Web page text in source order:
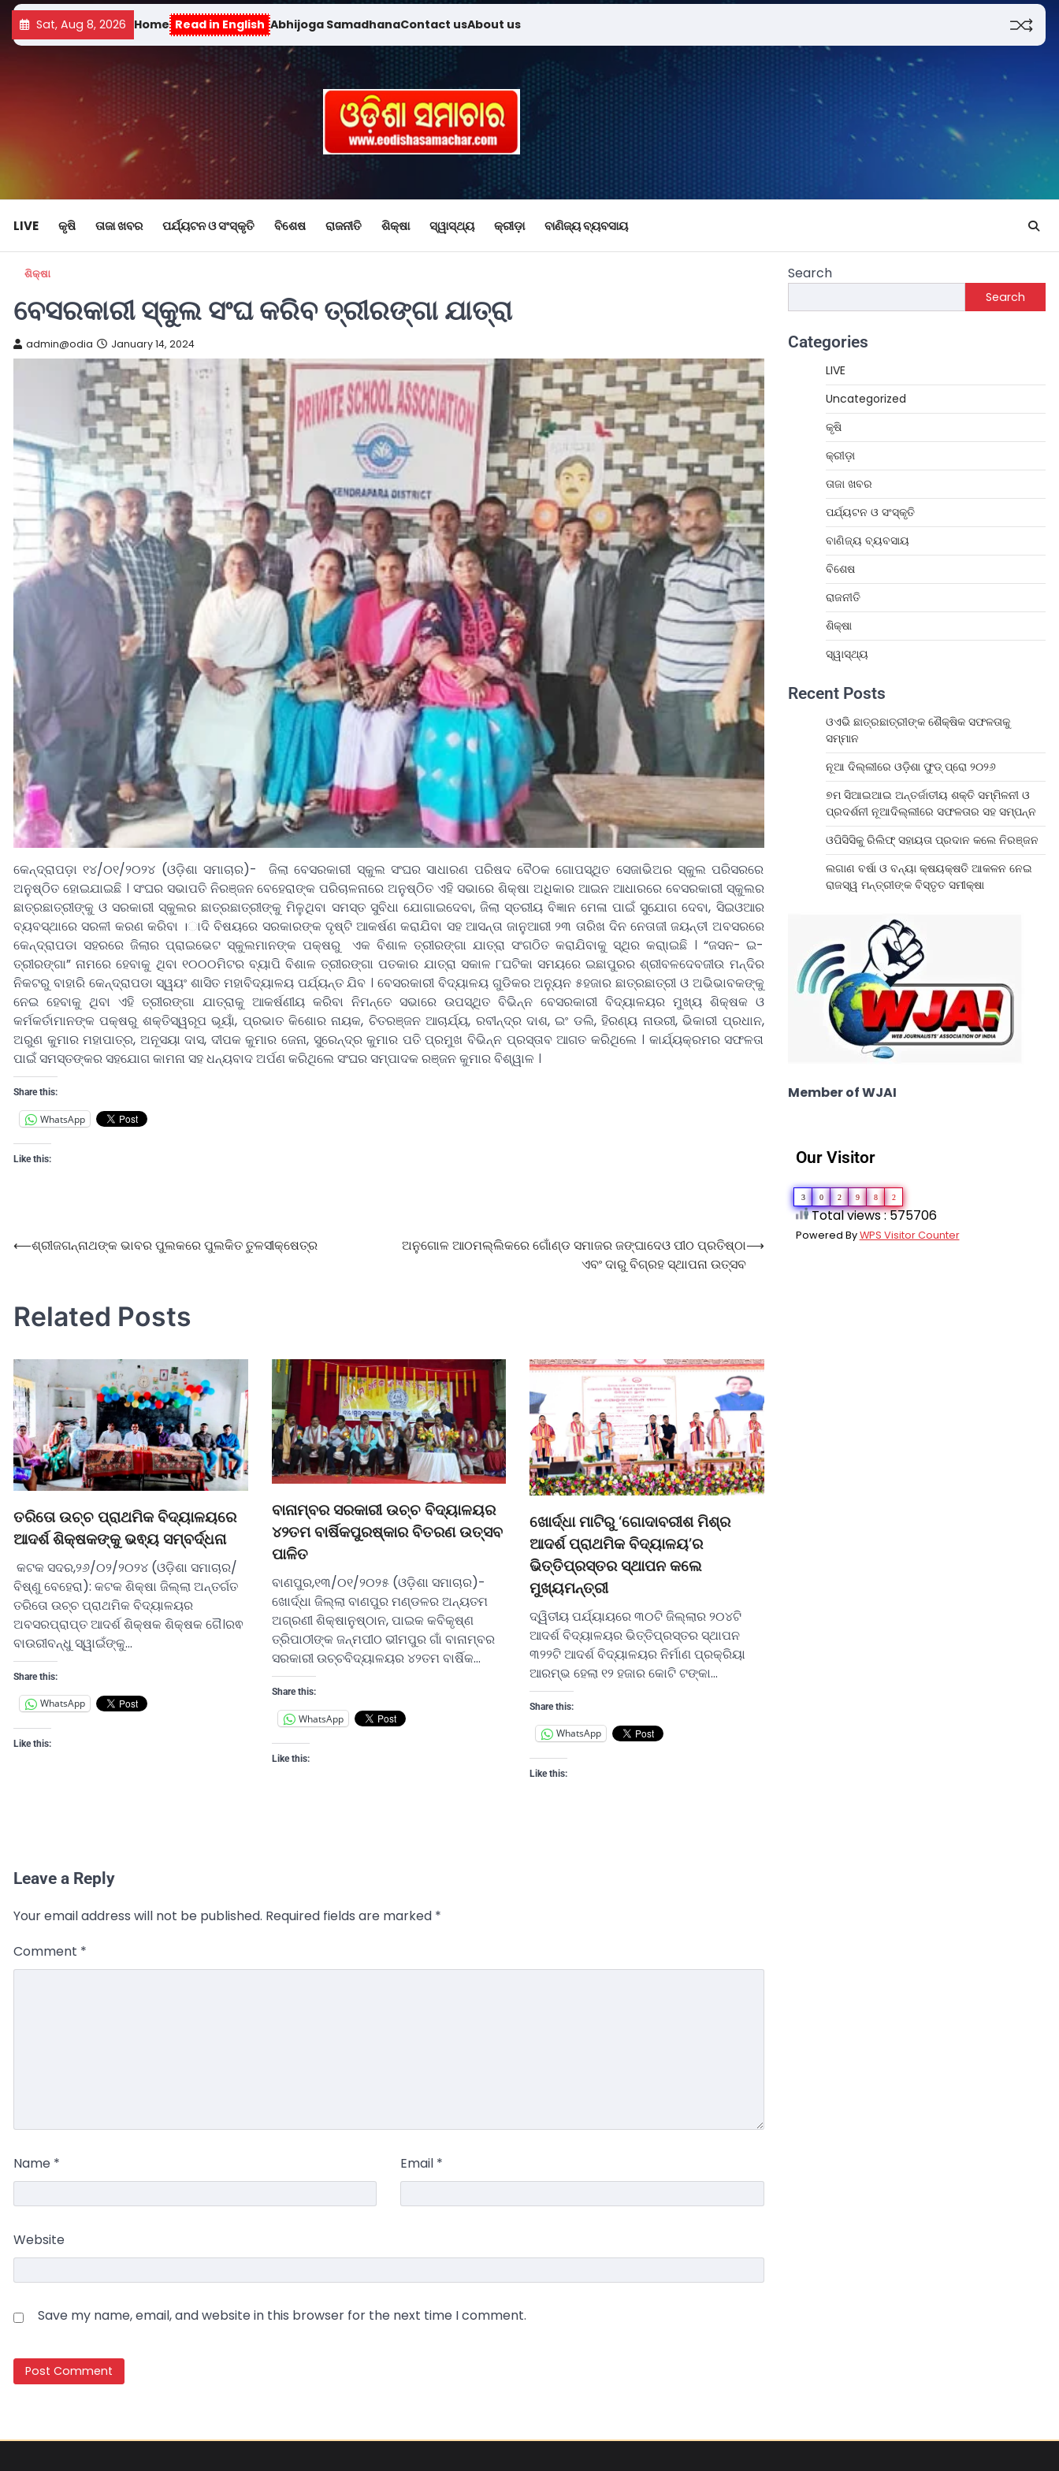
Sat, Aug 8, 2026 Home Read in English Abhijoga SamadhanaContact usAbout us
LIVE କୃଷି ତାଜା ଖବର ପର୍ଯ୍ୟଟନ ଓ ସଂସ୍କୃତି ବିଶେଷ ରାଜନୀତି ଶିକ୍ଷା ସ୍ୱାସ୍ଥ୍ୟ କ୍ରୀଡ଼ା ବାଣିଜ୍ୟ ବ୍ୟବସାୟ
ଶିକ୍ଷା
ବେସରକାରୀ ସ୍କୁଲ ସଂଘ କରିବ ତ୍ରୀରଙ୍ଗା ଯାତ୍ରା
admin@odia January 14, 2024
କେନ୍ଦ୍ରାପଡ଼ା ୧୪/୦୧/୨୦୨୪ (ଓଡ଼ିଶା ସମାଚାର)- ଜିଲା ବେସରକାରୀ ସ୍କୁଲ ସଂଘର ସାଧାରଣ ପରିଷଦ ବୈଠକ ଗୋପସ୍ଥିତ ସେଜାଭିଅର ସ୍କୁଲ ପରିସରରେ
ଅନୁଷ୍ଠିତ ହୋଇଯାଇଛି । ସଂଘର ସଭାପତି ନିରଞ୍ଜନ ବେହେରାଙ୍କ ପରିଚାଳନାରେ ଅନୁଷ୍ଠିତ ଏହି ସଭାରେ ଶିକ୍ଷା ଅଧିକାର ଆଇନ ଆଧାରରେ ବେସରକାରୀ ସ୍କୁଲର
ଛାତ୍ରଛାତ୍ରୀଙ୍କୁ ଓ ସରକାରୀ ସ୍କୁଲର ଛାତ୍ରଛାତ୍ରୀଙ୍କୁ ମିଳୁଥିବା ସମସ୍ତ ସୁବିଧା ଯୋଗାଇଦେବା, ଜିଲା ସ୍ତରୀୟ ବିଜ୍ଞାନ ମେଳା ପାଇଁ ସୁଯୋଗ ଦେବା, ସିଇଓଆର
ବ୍ୟବସ୍ଥାରେ ସରଳୀ କରଣ କରିବା ।ାଦି ବିଷୟରେ ସରକାରଙ୍କ ଦୃଷ୍ଟି ଆକର୍ଷଣ କରାଯିବା ସହ ଆସନ୍ତା ଜାନୁଆରୀ ୨୩ ତାରିଖ ଦିନ ନେତାଜୀ ଜୟନ୍ତୀ ଅବସରରେ
କେନ୍ଦ୍ରାପଡା ସହରରେ ଜିଲାର ପ୍ରାଇଭେଟ ସ୍କୁଲମାନଙ୍କ ପକ୍ଷରୁ ଏକ ବିଶାଳ ତ୍ରୀରଙ୍ଗା ଯାତ୍ରା ସଂଗଠିତ କରାଯିବାକୁ ସ୍ଥିର କରା୍ାଇଛି । “ଜସନ- ଇ-
ତ୍ରୀରଙ୍ଗା” ନାମରେ ହେବାକୁ ଥିବା ୧୦୦୦ମିଟର ବ୍ୟାପି ବିଶାଳ ତ୍ରୀରଙ୍ଗା ପତକାର ଯାତ୍ରା ସକାଳ ୮ଘଟିକା ସମୟରେ ଇଛାପୁରର ଶ୍ରୀବଳଦେବଜୀଉ ମନ୍ଦିର
ନିକଟରୁ ବାହାରି କେନ୍ଦ୍ରାପଡା ସ୍ୱୟଂ ଶାସିତ ମହାବିଦ୍ୟାଳୟ ପର୍ଯ୍ୟନ୍ତ ଯିବ । ବେସରକାରୀ ବିଦ୍ୟାଳୟ ଗୁଡିକର ଅନ୍ୟୁନ ୫ହଜାର ଛାତ୍ରଛାତ୍ରୀ ଓ ଅଭିଭାବକଙ୍କୁ
ନେଇ ହେବାକୁ ଥିବା ଏହି ତ୍ରୀରଙ୍ଗା ଯାତ୍ରାକୁ ଆକର୍ଷଣୀୟ କରିବା ନିମନ୍ତେ ସଭାରେ ଉପସ୍ଥିତ ବିଭିନ୍ନ ବେସରକାରୀ ବିଦ୍ୟାଳୟର ମୁଖ୍ୟ ଶିକ୍ଷକ ଓ
କର୍ମକର୍ତାମାନଙ୍କ ପକ୍ଷରୁ ଶକ୍ତିସ୍ୱରୂପ ଭୂୟାଁ, ପ୍ରଭାତ କିଶୋର ନାୟକ, ଚିତରଞ୍ଜନ ଆଚାର୍ଯ୍ୟ, ରବୀନ୍ଦ୍ର ଦାଶ, ଇଂ ଡଲି, ହିରଣ୍ୟ ନାଉରୀ, ଭିକାରୀ ପ୍ରଧାନ,
ଅରୁଣ କୁମାର ମହାପାତ୍ର, ଅନୂସୟା ଦାସ, ଦୀପକ କୁମାର ଜେନା, ସୁରେନ୍ଦ୍ର କୁମାର ପତି ପ୍ରମୁଖ ବିଭିନ୍ନ ପ୍ରସ୍ତାବ ଆଗତ କରିଥିଲେ । କାର୍ଯ୍ୟକ୍ରମର ସଫଳତା
ପାଇଁ ସମସ୍ତଙ୍କର ସହଯୋଗ କାମନା ସହ ଧନ୍ୟବାଦ ଅର୍ପଣ କରିଥିଲେ ସଂଘର ସମ୍ପାଦକ ରଞ୍ଜନ କୁମାର ବିଶ୍ୱାଳ ।
Share this:
WhatsApp
Like this:
⟵ଶ୍ରୀଜଗନ୍ନାଥଙ୍କ ଭାବର ପୁଲକରେ ପୁଲକିତ ତୁଳସୀକ୍ଷେତ୍ର
ଅନୁଗୋଳ ଆଠମଲ୍ଲିକରେ ଗୋଁଣ୍ଡ ସମାଜର ଜଙ୍ଘାଦେଓ ପୀଠ ପ୍ରତିଷ୍ଠା
ଏବଂ ଦାରୁ ବିଗ୍ରହ ସ୍ଥାପନା ଉତ୍ସବ
⟶
Related Posts
ତରିତୋ ଉଚ୍ଚ ପ୍ରାଥମିକ ବିଦ୍ୟାଳୟରେ
ଆଦର୍ଶ ଶିକ୍ଷକଙ୍କୁ ଭଵ୍ୟ ସମ୍ବର୍ଦ୍ଧନା
କଟକ ସଦର,୨୬/୦୨/୨୦୨୪ (ଓଡ଼ିଶା ସମାଚାର/
ବିଷ୍ଣୁ ବେହେରା): କଟକ ଶିକ୍ଷା ଜିଲ୍ଲା ଅନ୍ତର୍ଗତ
ତରିତୋ ଉଚ୍ଚ ପ୍ରାଥମିକ ବିଦ୍ୟାଳୟର
ଅବସରପ୍ରାପ୍ତ ଆଦର୍ଶ ଶିକ୍ଷକ ଶିକ୍ଷକ ଗୈ।ରଵ
ବାଉରୀବନ୍ଧୁ ସ୍ୱାଇଁଙ୍କୁ…
Share this:
WhatsApp
Like this:
ବାନାମ୍ବର ସରକାରୀ ଉଚ୍ଚ ବିଦ୍ୟାଳୟର
୪୨ତମ ବାର୍ଷିକପୁରଷ୍କାର ବିତରଣ ଉତ୍ସବ
ପାଳିତ
ବାଣପୁର,୧୩/୦୧/୨୦୨୫ (ଓଡ଼ିଶା ସମାଚାର)-
ଖୋର୍ଦ୍ଧା ଜିଲ୍ଲା ବାଣପୁର ମଣ୍ଡଳର ଅନ୍ୟତମ
ଅଗ୍ରଣୀ ଶିକ୍ଷାନୁଷ୍ଠାନ, ପାଇକ କବିକୃଷ୍ଣ
ତ୍ରିପାଠୀଙ୍କ ଜନ୍ମପୀଠ ଭୀମପୁର ଗାଁ ବାନାମ୍ବର
ସରକାରୀ ଉଚ୍ଚବିଦ୍ୟାଳୟର ୪୨ତମ ବାର୍ଷିକ…
Share this:
WhatsApp
Like this:
ଖୋର୍ଦ୍ଧା ମାଟିରୁ ‘ଗୋଦାବରୀଶ ମିଶ୍ର
ଆଦର୍ଶ ପ୍ରାଥମିକ ବିଦ୍ୟାଳୟ’ର
ଭିତ୍ତିପ୍ରସ୍ତର ସ୍ଥାପନ କଲେ
ମୁଖ୍ୟମନ୍ତ୍ରୀ
ଦ୍ୱିତୀୟ ପର୍ଯ୍ୟାୟରେ ୩୦ଟି ଜିଲ୍ଲାର ୨୦୪ଟି
ଆଦର୍ଶ ବିଦ୍ୟାଳୟର ଭିତ୍ତିପ୍ରସ୍ତର ସ୍ଥାପନ
୩୨୨ଟି ଆଦର୍ଶ ବିଦ୍ୟାଳୟର ନିର୍ମାଣ ପ୍ରକ୍ରିୟା
ଆରମ୍ଭ ହେଲା ୧୨ ହଜାର କୋଟି ଟଙ୍କା…
Share this:
WhatsApp
Like this:
Leave a Reply
Your email address will not be published. Required fields are marked *
Comment *
Name * Email *
Website
Save my name, email, and website in this browser for the next time I comment.
Search
Search
Categories
LIVE
Uncategorized
କୃଷି
କ୍ରୀଡ଼ା
ତାଜା ଖବର
ପର୍ଯ୍ୟଟନ ଓ ସଂସ୍କୃତି
ବାଣିଜ୍ୟ ବ୍ୟବସାୟ
ବିଶେଷ
ରାଜନୀତି
ଶିକ୍ଷା
ସ୍ୱାସ୍ଥ୍ୟ
Recent Posts
ଓଏଭି ଛାତ୍ରଛାତ୍ରୀଙ୍କ ଶୈକ୍ଷିକ ସଫଳତାକୁ
ସମ୍ମାନ
ନୂଆ ଦିଲ୍ଲୀରେ ଓଡ଼ିଶା ଫୁଡ୍ ପ୍ରୋ ୨୦୨୬
୭ମ ସିଆଇଆଇ ଅନ୍ତର୍ଜାତୀୟ ଶକ୍ତି ସମ୍ମିଳନୀ ଓ
ପ୍ରଦର୍ଶନୀ ନୂଆଦିଲ୍ଲୀରେ ସଫଳତାର ସହ ସମ୍ପନ୍ନ
ଓପିସିସିକୁ ରିଲିଫ୍ ସହାୟତା ପ୍ରଦାନ କଲେ ନିରଞ୍ଜନ
ଲଗାଣ ବର୍ଷା ଓ ବନ୍ୟା କ୍ଷୟକ୍ଷତି ଆକଳନ ନେଇ
ରାଜସ୍ୱ ମନ୍ତ୍ରୀଙ୍କ ବିସ୍ତୃତ ସମୀକ୍ଷା
Member of WJAI
Our Visitor
3 0 2 9 8 2
Total views : 575706
Powered ByWPS Visitor Counter